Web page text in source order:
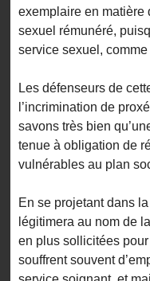
exemplaire en matière
sexuel rémunéré,
service sexuel,
Les défenseurs de
l’incrimination de
savons très bien
tenue à obligation de
vulnérables au plan
En se projetant dans
légitimera au nom de
en plus sollicitées
souffrent souvent